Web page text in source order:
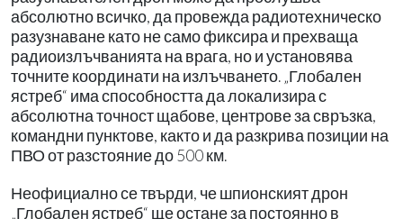
абсолютно всичко, да провежда радиотехническо
разузнаване като не само фиксира и прехваща
радиоизлъчванията на врага, но и установява
точните координати на излъчването. „Глобален
ястреб“ има способността да локализира с
абсолютна точност щабове, центрове за свръзка,
командни пунктове, както и да разкрива позиции на
ПВО от разстояние до 500 км.
Неофициално се твърди, че шпионският дрон
„Глобален ястреб“ ще остане за постоянно в